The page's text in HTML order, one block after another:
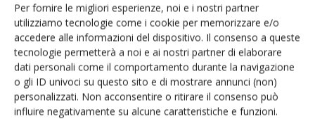
Per fornire le migliori esperienze, noi e i nostri partner
utilizziamo tecnologie come i cookie per memorizzare e/o
accedere alle informazioni del dispositivo. Il consenso a queste
tecnologie permetterà a noi e ai nostri partner di elaborare
dati personali come il comportamento durante la navigazione
o gli ID univoci su questo sito e di mostrare annunci (non)
personalizzati. Non acconsentire o ritirare il consenso può
influire negativamente su alcune caratteristiche e funzioni.
Piattaforma utilities metering
I sistemi di misura dei servizi forniti dalle utilities (acqua,
energia elettrica, gas, ecc.) rappresentano una importante
area di innovazione data la rilevanza di questo attività di
servizio e soprattutto l’importanza dell’ottimizzazione dei